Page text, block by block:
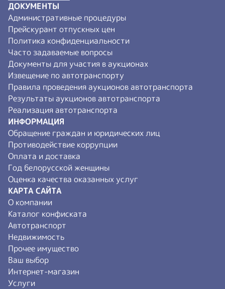
ДОКУМЕНТЫ
Административные процедуры
Прейскурант отпускных цен
Политика конфиденциальности
Часто задаваемые вопросы
Документы для участия в аукционах
Извещение по автотранспорту
Правила проведения аукционов автотранспорта
Результаты аукционов автотранспорта
Реализация автотранспорта
ИНФОРМАЦИЯ
Обращение граждан и юридических лиц
Противодействие коррупции
Оплата и доставка
Год белорусской женщины
Оценка качества оказанных услуг
КАРТА САЙТА
О компании
Каталог конфиската
Автотранспорт
Недвижимость
Прочее имущество
Ваш выбор
Интернет-магазин
Услуги